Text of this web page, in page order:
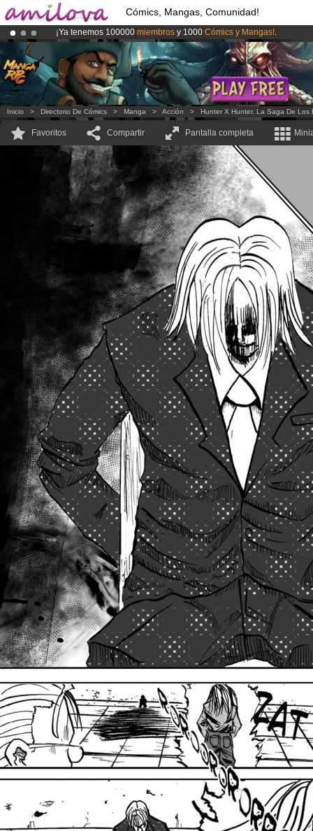
Cómics, Mangas, Comunidad!
¡Ya tenemos 100000 miembros y 1000 Cómics y Mangas!.
¡Conviertete en Premium por3.95 eurosal mes!Hazte Premium ya
El Kickstarter Amilova está desormado lanzado!.
Inicio > Directorio De Cómics > Manga > Acción > Hunter X Hunter. La Saga De Los
Favoritos Compartir Pantalla completa